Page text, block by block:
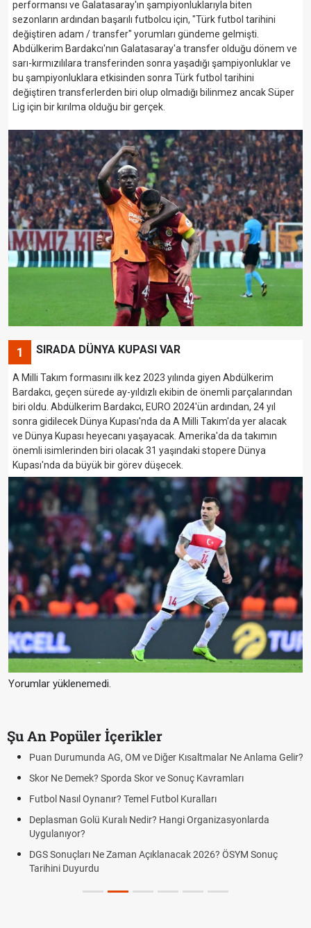
performansı ve Galatasaray'ın şampiyonluklarıyla biten
sezonların ardından başarılı futbolcu için, "Türk futbol tarihini
değiştiren adam / transfer" yorumları gündeme gelmişti.
Abdülkerim Bardakcı'nın Galatasaray'a transfer olduğu dönem ve
sarı-kırmızılılara transferinden sonra yaşadığı şampiyonluklar ve
bu şampiyonluklara etkisinden sonra Türk futbol tarihini
değiştiren transferlerden biri olup olmadığı bilinmez ancak Süper
Lig için bir kırılma olduğu bir gerçek.
1 SIRADA DÜNYA KUPASI VAR
A Milli Takım formasını ilk kez 2023 yılında giyen Abdülkerim
Bardakcı, geçen sürede ay-yıldızlı ekibin de önemli parçalarından
biri oldu. Abdülkerim Bardakcı, EURO 2024'ün ardından, 24 yıl
sonra gidilecek Dünya Kupası'nda da A Milli Takım'da yer alacak
ve Dünya Kupası heyecanı yaşayacak. Amerika'da da takımın
önemli isimlerinden biri olacak 31 yaşındaki stopere Dünya
Kupası'nda da büyük bir görev düşecek.
Yorumlar yüklenemedi.
Şu An Popüler İçerikler
Puan Durumunda AG, OM ve Diğer Kısaltmalar Ne Anlama Gelir?
Skor Ne Demek? Sporda Skor ve Sonuç Kavramları
Futbol Nasıl Oynanır? Temel Futbol Kuralları
Deplasman Golü Kuralı Nedir? Hangi Organizasyonlarda
Uygulanıyor?
DGS Sonuçları Ne Zaman Açıklanacak 2026? ÖSYM Sonuç
Tarihini Duyurdu